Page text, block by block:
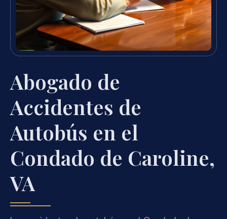
Abogado de
Accidentes de
Autobús en el
Condado de Caroline,
VA